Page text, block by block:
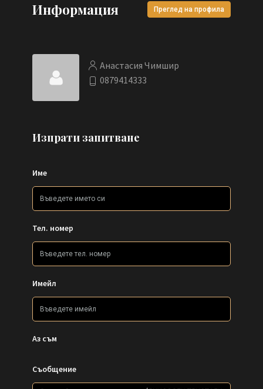
Информация Преглед на профила
Анастасия Чимшир
0879414333
Изпрати запитване
Име
Тел. номер
Имейл
Аз съм
Съобщение